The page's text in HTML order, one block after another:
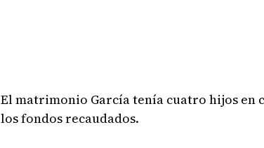
El matrimonio García tenía cuatro hijos en
los fondos recaudados.